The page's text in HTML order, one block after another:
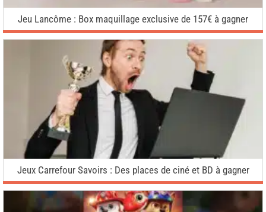
Jeu Lancôme : Box maquillage exclusive de 157€ à gagner
Jeux Carrefour Savoirs : Des places de ciné et BD à gagner